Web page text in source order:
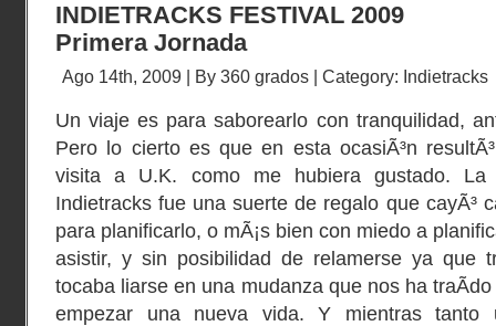
INDIETRACKS FESTIVAL 2009
Primera Jornada
Ago 14th, 2009 | By 360 grados | Category: Indietracks
Un viaje es para saborearlo con tranquilidad,
Pero lo cierto es que en esta ocasiÃ³n
visita a U.K. como me hubiera gustado. La
Indietracks fue una suerte de regalo que cayÃ³
para planificarlo, o mÃ¡s bien con miedo a
asistir, y sin posibilidad de relamerse ya que
tocaba liarse en una mudanza que nos ha
empezar una nueva vida. Y mientras